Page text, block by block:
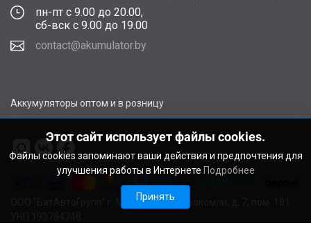
пн-пт с 9.00 до 20.00,
сб-вск с 9.00 до 19.00
contact@akumulator.by
Аккумуляторы оптом и в розницу
ООО "БатАвтоГрупп" г. Минск, ул. В. Сырокомли, д. 7, пом. 181
Этот сайт использует файлы cookies.
Файлы cookies запоминают ваши действия и предпочтения для
улучшения работы в Интернете Подробнее
Принять